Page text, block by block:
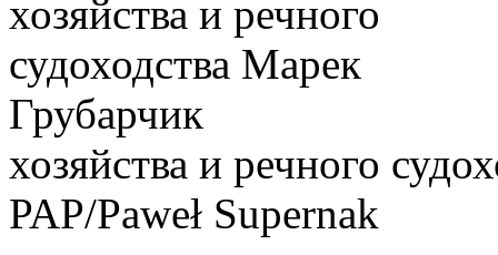
хозяйства и речного
PAP/Paweł Supernak